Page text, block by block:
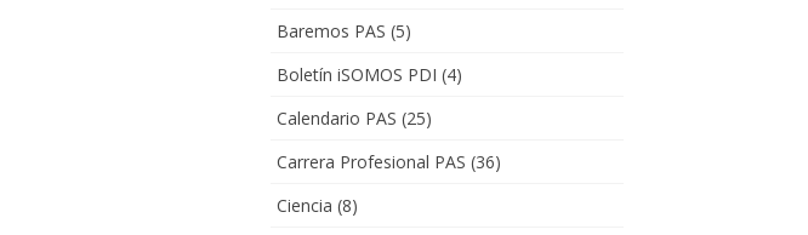
Baremos PAS (5)
Boletín iSOMOS PDI (4)
Calendario PAS (25)
Carrera Profesional PAS (36)
Ciencia (8)